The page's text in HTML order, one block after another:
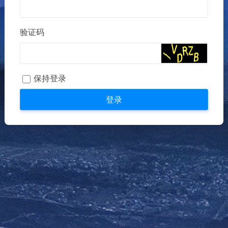
验证码
保持登录